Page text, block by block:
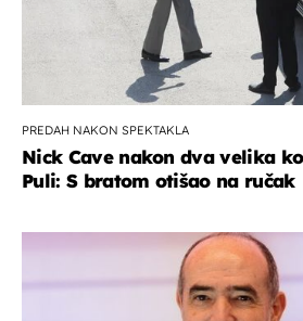
PREDAH NAKON SPEKTAKLA
Nick Cave nakon dva velika
Puli: S bratom otišao na ručak